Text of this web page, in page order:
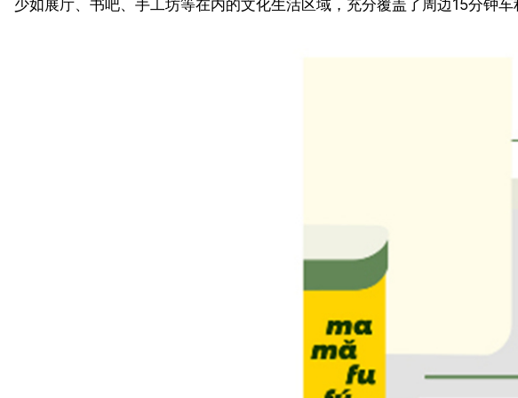
少如展厅、书吧、手工坊等在内的文化生活区域，充分覆盖了周边15分钟